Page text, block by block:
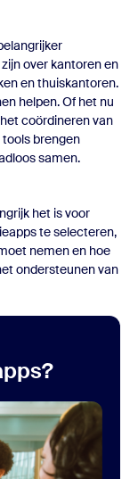
over kantoren en
en thuiskantoren.
helpen. Of het nu
coördineren van
brengen
samen.
het is voor
te selecteren,
nemen en hoe
ondersteunen van